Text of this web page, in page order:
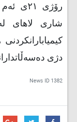
رۆژى
شاری لاهای
دژى
News ID 1382